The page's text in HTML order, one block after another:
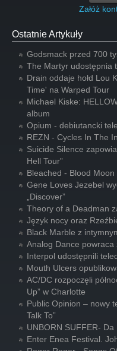
Załóż
Ostatnie Artykuły
Godsmack przed 700
The Martyr udostępnia
Drain oddaje hołd Lou
Time' na Warped Tour
Michael Kiske:
album
Opium - debiutancki
REZN - Cycles In The
Suicide Silence
Hell Tour”
Bleached - Blood Moon
Gene Loves Jezebel
„Discover”
Theory of a Deadman
Język nocy oraz
Black Marble z
Analog Dance powraca
Interpol udostępnili
Mouth Ulcers
AC/DC rozpoczęli
Up” w Charlotte
Public Opinion – nowy
Talk To”
UNBORN SUFFER-
Enter Enea Festival.